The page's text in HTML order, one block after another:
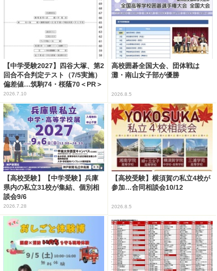
【中学受験2027】四谷大塚、第2
回合不合判定テスト（7/5実施）
偏差値…筑駒74・桜蔭70＜PR＞
2026.7.10
高校囲碁全国大会、団体戦は
灘・南山女子部が優勝
2026.8.5
【高校受験】【中学受験】兵庫
県内の私立31校が集結、個別相
談会9/6
2026.7.28
【高校受験】横須賀の私立4校が
参加…合同相談会10/12
2026.8.5